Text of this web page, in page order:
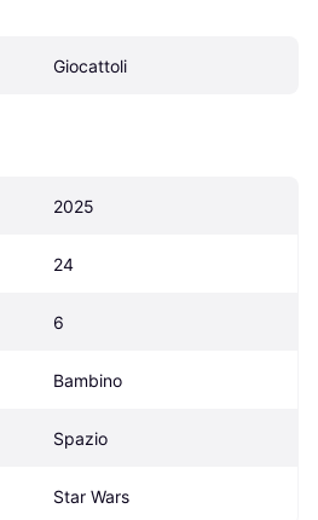
Giocattoli
2025
24
6
Bambino
Spazio
Star Wars